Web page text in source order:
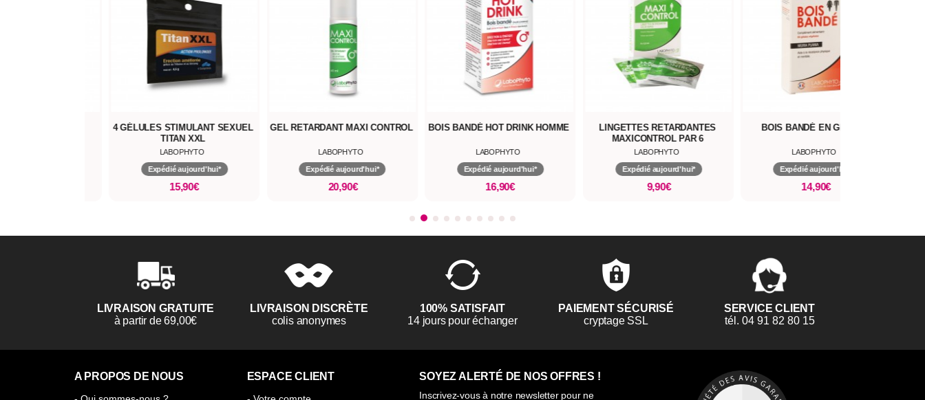
4 GÉLULES STIMULANT SEXUEL
Expédié aujourd'hui*
GEL RETARDANT MAXI CONTROL
Expédié aujourd'hui*
BOIS BANDÉ HOT DRINK HOMME
Expédié aujourd'hui*
LINGETTES RETARDANTES
MAXICONTROL PAR 6
Expédié aujourd'hui*
BOIS BANDÉ EN GÉLULE
Expédié aujourd'hui*
LIVRAISON GRATUITE
à partir de 69,00€
LIVRAISON DISCRÈTE
colis anonymes
100% SATISFAIT
14 jours pour échanger
PAIEMENT SÉCURISÉ
cryptage SSL
SERVICE CLIENT
tél. 04 91 82 80 15
A PROPOS DE NOUS ESPACE CLIENT SOYEZ ALERTÉ DE NOS OFFRES !
Inscrivez-vous à notre newsletter pour ne